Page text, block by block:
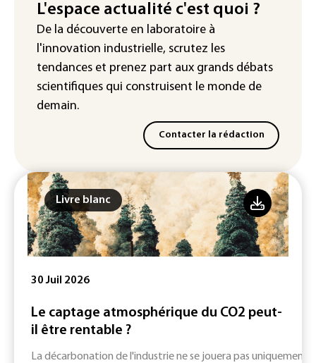
IA : Mythos 5 d'Anthropic crée de
fausses identités lors d'un test au
Royaume-Uni
L'espace actualité c'est quoi ?
De la découverte en laboratoire à
l'innovation industrielle, scrutez les
tendances et prenez part aux grands débats
scientifiques qui construisent le monde de
demain.
Contacter la rédaction
Livre blanc
30 Juil 2026
Le captage atmosphérique du CO2 peut-
il être rentable ?
La décarbonation de l'industrie ne se jouera pas uniquement